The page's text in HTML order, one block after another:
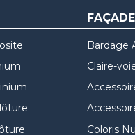
FAÇADE
Bardage
Claire-
Coloris